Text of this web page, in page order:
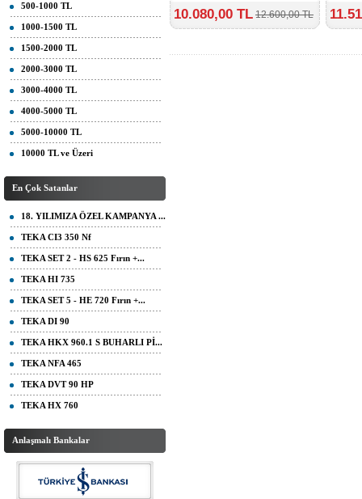
500-1000 TL
1000-1500 TL
1500-2000 TL
2000-3000 TL
3000-4000 TL
4000-5000 TL
5000-10000 TL
10000 TL ve Üzeri
En Çok Satanlar
18. YILIMIZA ÖZEL KAMPANYA ...
TEKA CI3 350 Nf
TEKA SET 2 - HS 625 Fırın +...
TEKA HI 735
TEKA SET 5 - HE 720 Fırın +...
TEKA DI 90
TEKA HKX 960.1 S BUHARLI Pİ...
TEKA NFA 465
TEKA DVT 90 HP
TEKA HX 760
Anlaşmalı Bankalar
10.080,00 TL 12.600,00 TL